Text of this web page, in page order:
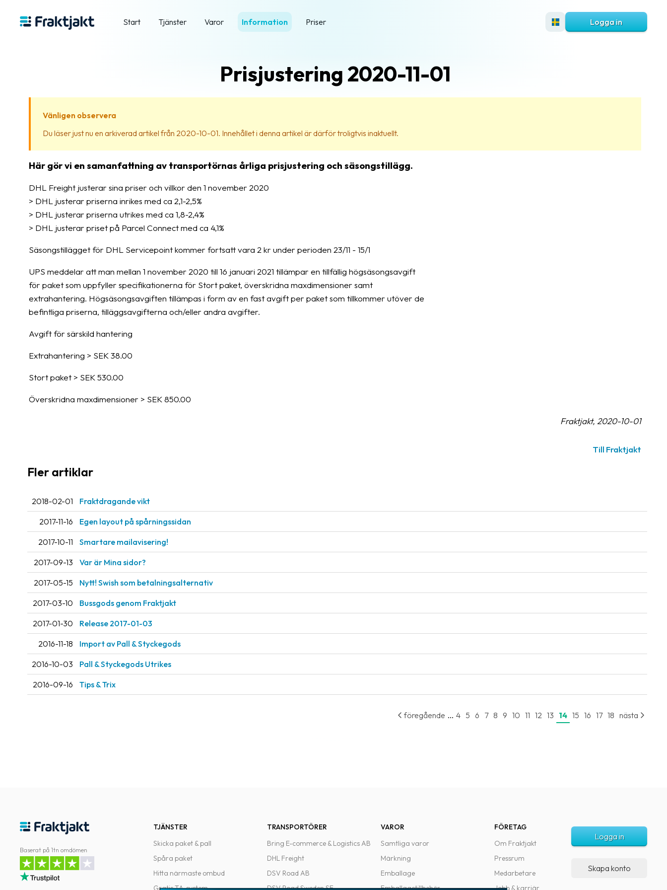
Start Tjänster Varor Information Priser Logga in
Prisjustering 2020-11-01
Vänligen observera
Du läser just nu en arkiverad artikel från 2020-10-01. Innehållet i denna artikel är därför troligtvis inaktuellt.
Här gör vi en samanfattning av transportörnas årliga prisjustering och säsongstillägg.
DHL Freight justerar sina priser och villkor den 1 november 2020
> DHL justerar priserna inrikes med ca 2,1-2,5%
> DHL justerar priserna utrikes med ca 1,8-2,4%
> DHL justerar priset på Parcel Connect med ca 4,1%
Säsongstillägget för DHL Servicepoint kommer fortsatt vara 2 kr under perioden 23/11 - 15/1
UPS meddelar att man mellan 1 november 2020 till 16 januari 2021 tillämpar en tillfällig högsäsongsavgift
för paket som uppfyller specifikationerna för Stort paket, överskridna maxdimensioner samt
extrahantering. Högsäsongsavgiften tillämpas i form av en fast avgift per paket som tillkommer utöver de
befintliga priserna, tilläggsavgifterna och/eller andra avgifter.
Avgift för särskild hantering
Extrahantering > SEK 38.00
Stort paket > SEK 530.00
Överskridna maxdimensioner > SEK 850.00
Fraktjakt, 2020-10-01
Till Fraktjakt
Fler artiklar
2018-02-01 Fraktdragande vikt
2017-11-16 Egen layout på spårningssidan
2017-10-11 Smartare mailavisering!
2017-09-13 Var är Mina sidor?
2017-05-15 Nytt! Swish som betalningsalternativ
2017-03-10 Bussgods genom Fraktjakt
2017-01-30 Release 2017-01-03
2016-11-18 Import av Pall & Styckegods
2016-10-03 Pall & Styckegods Utrikes
2016-09-16 Tips & Trix
föregående ... 4 5 6 7 8 9 10 11 12 13 14 15 16 17 18 nästa
Baserat på 1tn omdömen
TJÄNSTER
Skicka paket & pall
Spåra paket
Hitta närmaste ombud
Gratis TA-system
TRANSPORTÖRER
Bring E-commerce & Logistics AB
DHL Freight
DSV Road AB
DSV Road Sweden SE
VAROR
Samtliga varor
Märkning
Emballage
Emballagetillbehör
FÖRETAG
Om Fraktjakt
Pressrum
Medarbetare
Jobb & karriär
Logga in
Skapa konto